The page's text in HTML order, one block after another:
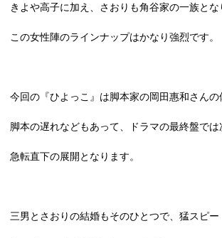
きよや高子に加え、さおりも角谷家の一族とな
この女性陣のラインナップはかなり強烈です。
今回の『ひよっこ』は脚本家の岡田惠和さん
脚本の遅れなどもあって、ドラマの最終盤では
急転直下の展開となります。
三男とさおりの結婚もそのひとつで、猛スピー